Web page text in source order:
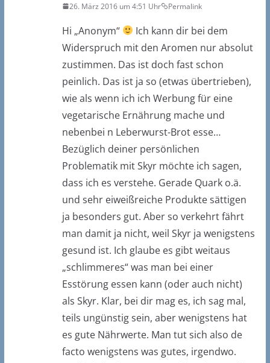
26. März 2016 um 4:51 Uhr Permalink
Hi „Anonym“
Ich kann dir bei dem
Widerspruch mit den Aromen nur absolut
zustimmen. Das ist doch fast schon
peinlich. Das ist ja so (etwas übertrieben),
wie als wenn ich ich Werbung für eine
vegetarische Ernährung mache und
nebenbei n Leberwurst-Brot esse…
Bezüglich deiner persönlichen
Problematik mit Skyr möchte ich sagen,
dass ich es verstehe. Gerade Quark o.ä.
und sehr eiweißreiche Produkte sättigen
ja besonders gut. Aber so verkehrt fährt
man damit ja nicht, weil Skyr ja wenigstens
gesund ist. Ich glaube es gibt weitaus
„schlimmeres“ was man bei einer
Esstörung essen kann (oder auch nicht)
als Skyr. Klar, bei dir mag es, ich sag mal,
teils ungünstig sein, aber wenigstens hat
es gute Nährwerte. Man tut sich also de
facto wenigstens was gutes, irgendwo.